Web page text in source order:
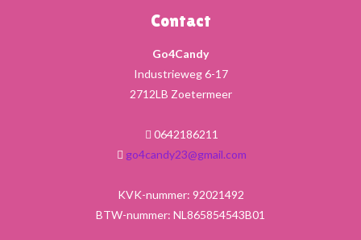
Contact
Go4Candy
Industrieweg 6-17
2712LB Zoetermeer
0642186211
go4candy23@gmail.com
KVK-nummer: 92021492
BTW-nummer: NL865854543B01